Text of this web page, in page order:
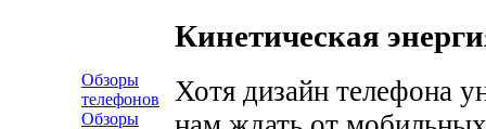
Обзоры
телефонов
Обзоры
Кинетическая
Хотя дизайн телефона